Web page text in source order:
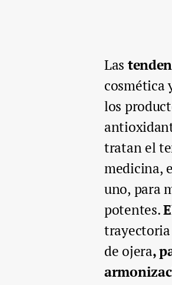
Las
cosmética
los
tratan el
medicina,
uno, para
potentes.
de ojera,